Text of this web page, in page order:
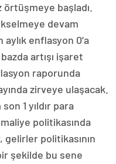
başladı.
devam
aylık enflasyon 0’a
bazda artışı işaret
raporunda
zirveye ulaşacak.
1 yıldır para
maliye politikasında
gelirler politikasının
şekilde bu sene